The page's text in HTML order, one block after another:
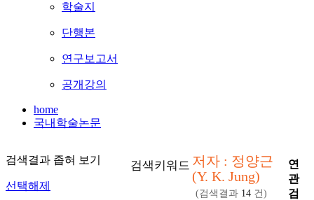
학술지
단행본
연구보고서
공개강의
home
국내학술논문
검색결과 좁혀 보기
선택해제
검색키워드 저자 : 정양근
(Y. K. Jung)
(검색결과 14 건)
연
관
검